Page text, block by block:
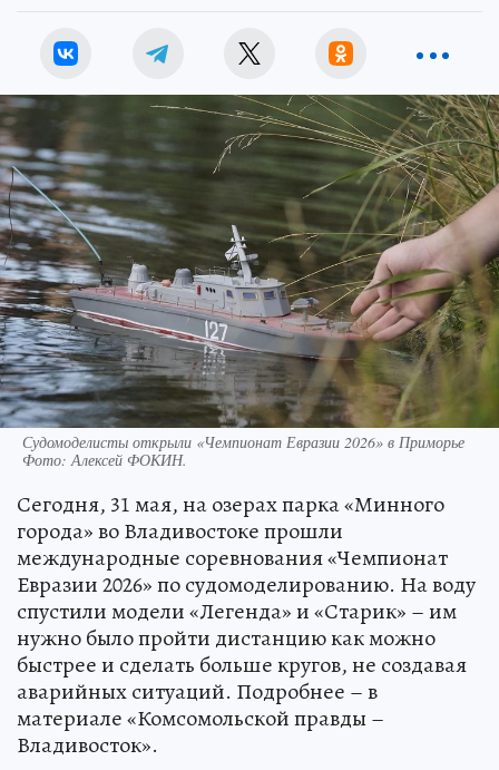
Судомоделисты открыли «Чемпионат Евразии 2026» в Приморье
Фото:Алексей ФОКИН.
Сегодня, 31 мая, на озерах парка «Минного
города» во Владивостоке прошли
международные соревнования «Чемпионат
Евразии 2026» по судомоделированию. На воду
спустили модели «Легенда» и «Старик» – им
нужно было пройти дистанцию как можно
быстрее и сделать больше кругов, не создавая
аварийных ситуаций. Подробнее – в
материале «Комсомольской правды –
Владивосток».